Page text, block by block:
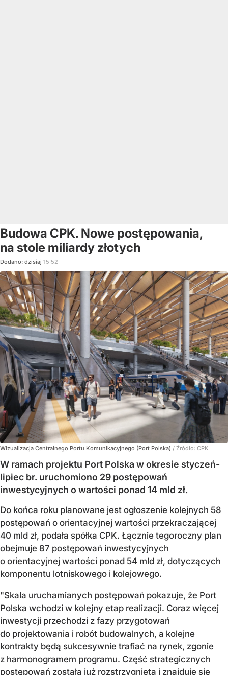
Budowa CPK. Nowe postępowania,
na stole miliardy złotych
Dodano: dzisiaj 15:52
Wizualizacja Centralnego Portu Komunikacyjnego (Port Polska) / Źródło: CPK
W ramach projektu Port Polska w okresie styczeń-
lipiec br. uruchomiono 29 postępowań
inwestycyjnych o wartości ponad 14 mld zł.
Do końca roku planowane jest ogłoszenie kolejnych 58
postępowań o orientacyjnej wartości przekraczającej
40 mld zł, podała spółka CPK. Łącznie tegoroczny plan
obejmuje 87 postępowań inwestycyjnych
o orientacyjnej wartości ponad 54 mld zł, dotyczących
komponentu lotniskowego i kolejowego.
"Skala uruchamianych postępowań pokazuje, że Port
Polska wchodzi w kolejny etap realizacji. Coraz więcej
inwestycji przechodzi z fazy przygotowań
do projektowania i robót budowalnych, a kolejne
kontrakty będą sukcesywnie trafiać na rynek, zgonie
z harmonogramem programu. Część strategicznych
postępowań została już rozstrzygnięta i znajduje się